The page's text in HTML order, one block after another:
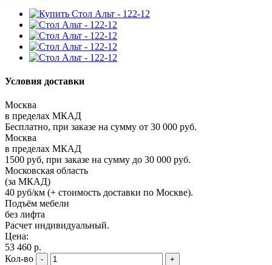
Условия доставки
Москва
в пределах МКАД
Бесплатно, при заказе на сумму от 30 000 руб.
Москва
в пределах МКАД
1500 руб, при заказе на сумму до 30 000 руб.
Московская область
(за МКАД)
40 руб/км (+ стоимость доставки по Москве).
Подъём мебели
без лифта
Расчет индивидуальный.
Цена:
53 460 р.
Кол-во
- +